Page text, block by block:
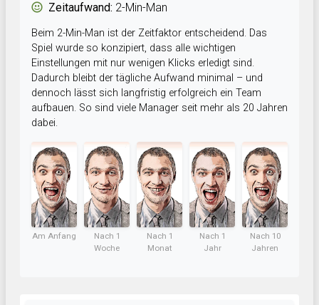
Zeitaufwand: 2-Min-Man
Beim 2-Min-Man ist der Zeitfaktor entscheidend. Das
Spiel wurde so konzipiert, dass alle wichtigen
Einstellungen mit nur wenigen Klicks erledigt sind.
Dadurch bleibt der tägliche Aufwand minimal – und
dennoch lässt sich langfristig erfolgreich ein Team
aufbauen. So sind viele Manager seit mehr als 20 Jahren
dabei.
Am Anfang
Nach 1
Woche
Nach 1
Monat
Nach 1
Jahr
Nach 10
Jahren